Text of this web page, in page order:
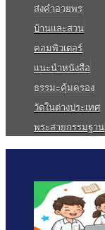
ส่งคำอวยพร
บ้านและสวน
คอมพิวเตอร์
แนะนำหนังสือ
ธรรมะคุ้มครอง
วัดในต่างประเทศ
พระสายกรรมฐาน